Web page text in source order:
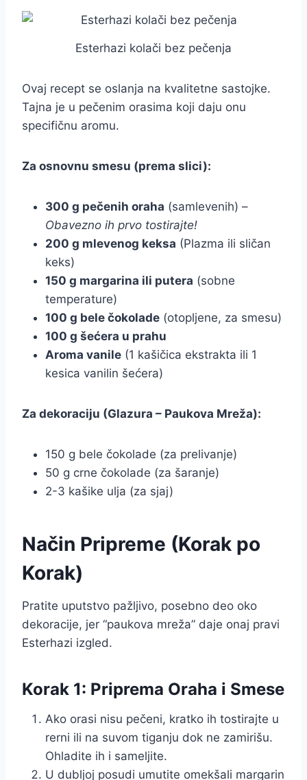
Esterhazi kolači bez pečenja
Ovaj recept se oslanja na kvalitetne sastojke.
Tajna je u pečenim orasima koji daju onu
specifičnu aromu.
Za osnovnu smesu (prema slici):
300 g pečenih oraha (samlevenih) –
Obavezno ih prvo tostirajte!
200 g mlevenog keksa (Plazma ili sličan
keks)
150 g margarina ili putera (sobne
temperature)
100 g bele čokolade (otopljene, za smesu)
100 g šećera u prahu
Aroma vanile (1 kašičica ekstrakta ili 1
kesica vanilin šećera)
Za dekoraciju (Glazura – Paukova Mreža):
150 g bele čokolade (za prelivanje)
50 g crne čokolade (za šaranje)
2-3 kašike ulja (za sjaj)
Način Pripreme (Korak po
Korak)
Pratite uputstvo pažljivo, posebno deo oko
dekoracije, jer “paukova mreža” daje onaj pravi
Esterhazi izgled.
Korak 1: Priprema Oraha i Smese
Ako orasi nisu pečeni, kratko ih tostirajte u
rerni ili na suvom tiganju dok ne zamirišu.
Ohladite ih i sameljite.
U dubljoj posudi umutite omekšali margarin